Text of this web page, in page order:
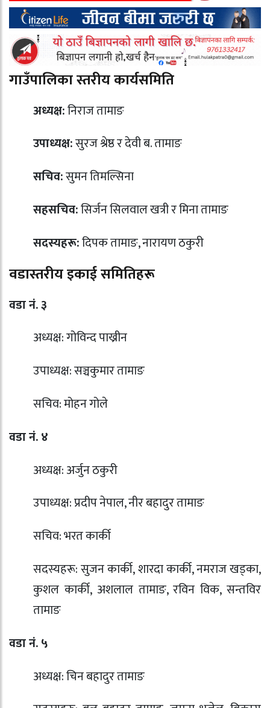
गाउँपालिका स्तरीय कार्यसमिति
अध्यक्ष:निराज तामाङ
उपाध्यक्ष:सुरज श्रेष्ठ र देवी ब. तामाङ
सचिव:सुमन तिमल्सिना
सहसचिव:सिर्जन सिलवाल खत्री र मिना तामाङ
सदस्यहरू:दिपक तामाङ, नारायण ठकुरी
वडास्तरीय इकाई समितिहरू
वडा नं. ३
अध्यक्ष: गोविन्द पाख्रीन
उपाध्यक्ष: सञ्चकुमार तामाङ
सचिव: मोहन गोले
वडा नं. ४
अध्यक्ष: अर्जुन ठकुरी
उपाध्यक्ष: प्रदीप नेपाल, नीर बहादुर तामाङ
सचिव: भरत कार्की
सदस्यहरू: सुजन कार्की, शारदा कार्की, नमराज खड्का,
कुशल कार्की, अशलाल तामाङ, रविन विक, सन्तविर
तामाङ
वडा नं. ५
अध्यक्ष: चिन बहादुर तामाङ